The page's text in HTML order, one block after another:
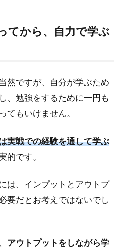
てから、自力で学ぶ
然ですが、自分が学ぶため
、勉強をするために一円も
てもいけません。
実戦での経験を通して学ぶ
的です。
は、インプットとアウトプ
要だとお考えではないでし
アウトプットをしながら学